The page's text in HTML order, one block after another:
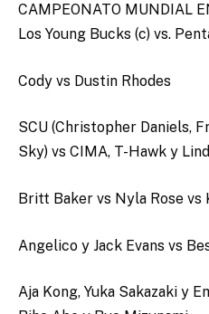
CAMPEONATO MUNDIAL
Los Young Bucks (c) vs.
Cody vs Dustin Rhodes
SCU (Christopher Daniels,
Sky) vs CIMA, T-Hawk y
Britt Baker vs Nyla Rose vs
Angelico y Jack Evans vs
Aja Kong, Yuka Sakazaki y